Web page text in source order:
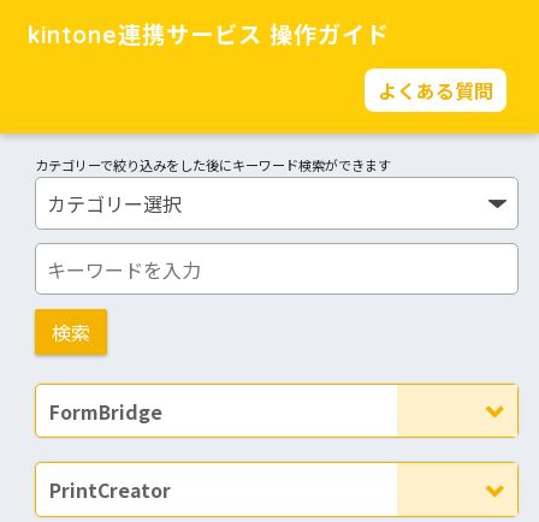
kintone連携サービス 操作ガイド
よくある質問
カテゴリーで絞り込みをした後にキーワード検索ができます
FormBridge
PrintCreator